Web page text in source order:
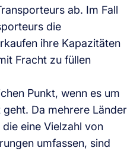
ab. Im Fall
die
ihre Kapazitäten
Fracht zu füllen
Punkt, wenn es um
Da mehrere Länder
eine Vielzahl von
umfassen, sind